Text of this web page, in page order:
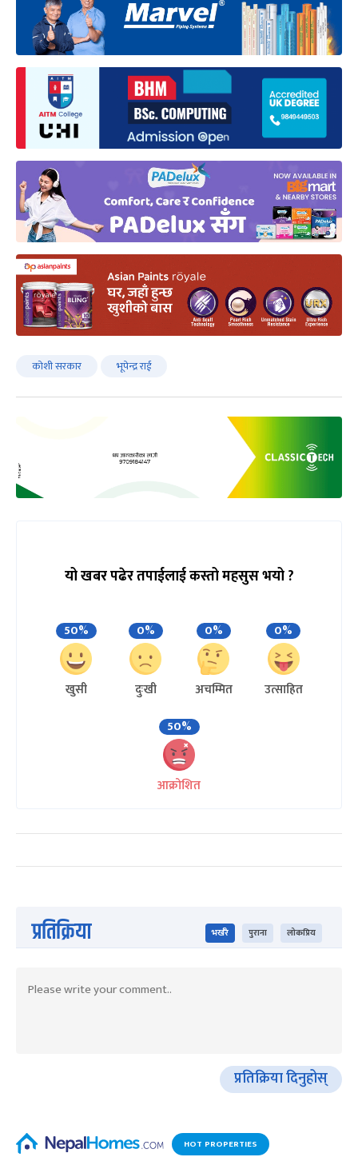
कोशी सरकार भूपेन्द्र राई
यो खबर पढेर तपाईलाई कस्तो महसुस भयो ?
50%
खुसी
0%
दुःखी
0%
अचम्मित
0%
उत्साहित
50%
आक्रोशित
प्रतिक्रिया भर्खरै पुराना लोकप्रिय
प्रतिक्रिया दिनुहोस्
HOT PROPERTIES